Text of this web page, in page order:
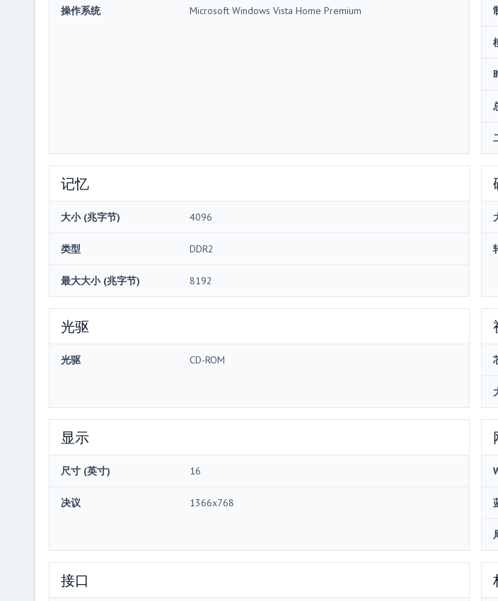
操作系统 Microsoft Windows Vista Home Premium
记忆
大小 (兆字节) 4096
类型 DDR2
最大大小 (兆字节) 8192
光驱
光驱 CD-ROM
显示
尺寸 (英寸) 16
决议 1366x768
接口